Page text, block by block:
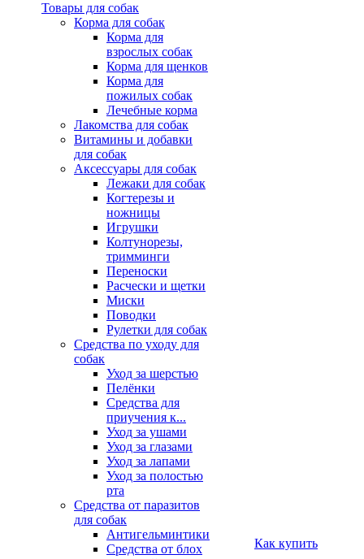
Товары для собак
Корма для собак
Корма для
взрослых собак
Корма для щенков
Корма для
пожилых собак
Лечебные корма
Лакомства для собак
Витамины и добавки
для собак
Аксессуары для собак
Лежаки для собак
Когтерезы и
ножницы
Игрушки
Колтунорезы,
тримминги
Переноски
Расчески и щетки
Миски
Поводки
Рулетки для собак
Средства по уходу для
собак
Уход за шерстью
Пелёнки
Средства для
приучения к...
Уход за ушами
Уход за глазами
Уход за лапами
Уход за полостью
рта
Средства от паразитов
для собак
Антигельминтики
Средства от блох
Как купить